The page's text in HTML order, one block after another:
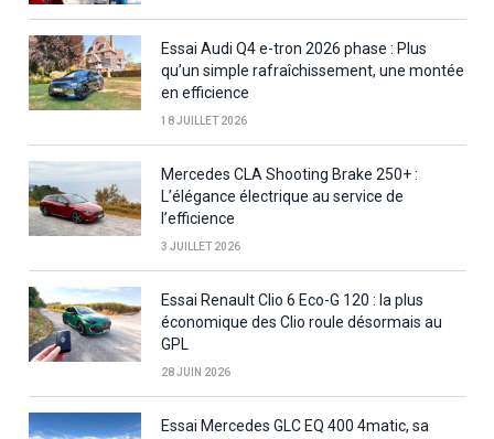
Essai Audi Q4 e-tron 2026 phase : Plus
qu’un simple rafraîchissement, une montée
en efficience
18 JUILLET 2026
Mercedes CLA Shooting Brake 250+ :
L’élégance électrique au service de
l’efficience
3 JUILLET 2026
Essai Renault Clio 6 Eco-G 120 : la plus
économique des Clio roule désormais au
GPL
28 JUIN 2026
Essai Mercedes GLC EQ 400 4matic, sa